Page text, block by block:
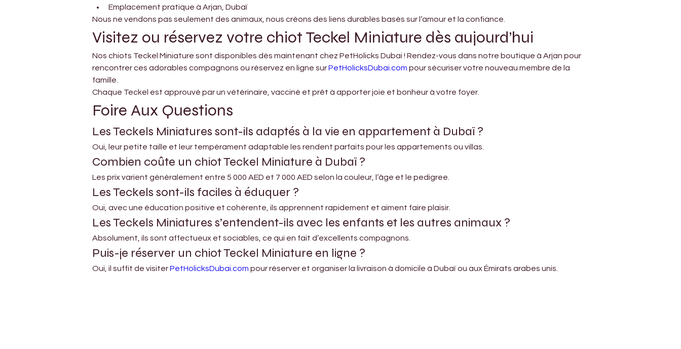
Emplacement pratique à Arjan, Dubaï
Nous ne vendons pas seulement des animaux, nous créons des liens durables basés sur l’amour et la confiance.
Visitez ou réservez votre chiot Teckel Miniature dès aujourd’hui
Nos chiots Teckel Miniature sont disponibles dès maintenant chez PetHolicks Dubai ! Rendez-vous dans notre boutique à Arjan pour
rencontrer ces adorables compagnons ou réservez en ligne sur PetHolicksDubai.com pour sécuriser votre nouveau membre de la
famille.
Chaque Teckel est approuvé par un vétérinaire, vacciné et prêt à apporter joie et bonheur à votre foyer.
Foire Aux Questions
Les Teckels Miniatures sont-ils adaptés à la vie en appartement à Dubaï ?
Oui, leur petite taille et leur tempérament adaptable les rendent parfaits pour les appartements ou villas.
Combien coûte un chiot Teckel Miniature à Dubaï ?
Les prix varient généralement entre 5 000 AED et 7 000 AED selon la couleur, l’âge et le pedigree.
Les Teckels sont-ils faciles à éduquer ?
Oui, avec une éducation positive et cohérente, ils apprennent rapidement et aiment faire plaisir.
Les Teckels Miniatures s’entendent-ils avec les enfants et les autres animaux ?
Absolument, ils sont affectueux et sociables, ce qui en fait d’excellents compagnons.
Puis-je réserver un chiot Teckel Miniature en ligne ?
Oui, il suffit de visiter PetHolicksDubai.com pour réserver et organiser la livraison à domicile à Dubaï ou aux Émirats arabes unis.